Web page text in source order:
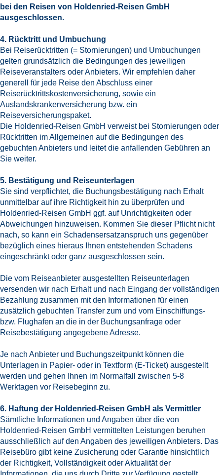
bei den Reisen von Holdenried-Reisen GmbH
ausgeschlossen.
4. Rücktritt und Umbuchung
Bei Reiserücktritten (= Stornierungen) und Umbuchungen
gelten grundsätzlich die Bedingungen des jeweiligen
Reiseveranstalters oder Anbieters. Wir empfehlen daher
generell für jede Reise den Abschluss einer
Reiserücktrittskostenversicherung, sowie ein
Auslandskrankenversicherung bzw. ein
Reiseversicherungspaket.
Die Holdenried-Reisen GmbH verweist bei Stornierungen oder
Rücktritten im Allgemeinen auf die Bedingungen des
gebuchten Anbieters und leitet die anfallenden Gebühren an
Sie weiter.
5. Bestätigung und Reiseunterlagen
Sie sind verpflichtet, die Buchungsbestätigung nach Erhalt
unmittelbar auf ihre Richtigkeit hin zu überprüfen und
Holdenried-Reisen GmbH ggf. auf Unrichtigkeiten oder
Abweichungen hinzuweisen. Kommen Sie dieser Pflicht nicht
nach, so kann ein Schadensersatzanspruch uns gegenüber
bezüglich eines hieraus Ihnen entstehenden Schadens
eingeschränkt oder ganz ausgeschlossen sein.
Die vom Reiseanbieter ausgestellten Reiseunterlagen
versenden wir nach Erhalt und nach Eingang der vollständigen
Bezahlung zusammen mit den Informationen für einen
zusätzlich gebuchten Transfer zum und vom Einschiffungs-
bzw. Flughafen an die in der Buchungsanfrage oder
Reisebestätigung angegebene Adresse.
Je nach Anbieter und Buchungszeitpunkt können die
Unterlagen in Papier- oder in Textform (E-Ticket) ausgestellt
werden und gehen Ihnen im Normalfall zwischen 5-8
Werktagen vor Reisebeginn zu.
6. Haftung der Holdenried-Reisen GmbH als Vermittler
Sämtliche Informationen und Angaben über die von
Holdenried-Reisen GmbH vermittelten Leistungen beruhen
ausschließlich auf den Angaben des jeweiligen Anbieters. Das
Reisebüro gibt keine Zusicherung oder Garantie hinsichtlich
der Richtigkeit, Vollständigkeit oder Aktualität der